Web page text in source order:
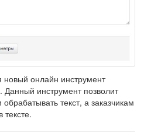
онлайн инструмент
Данный инструмент позволит
текст, а заказчикам
тексте.